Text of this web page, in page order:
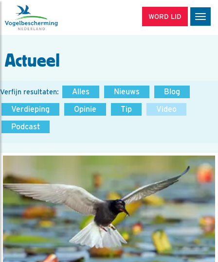
WORD LID
Actueel
Verfijn resultaten: Alles Nieuws
Blog
Verdieping
Opinie Tip
Video
Podcast